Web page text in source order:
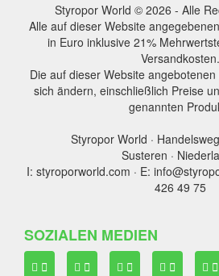
Styropor World © 2026 - Alle
Alle auf dieser Website
in Euro inklusive 21%
Versandkosten.
Die auf dieser Website
sich ändern, einschließlich Preise
genannten
Styropor World ·
Susteren ·
I: styroporworld.com · E:
426 49 75
SOZIALEN MEDIEN